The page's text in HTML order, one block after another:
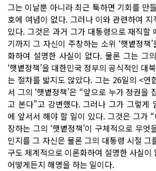
그는 이날뿐 아니라 최근 툭하면 기회를 만
호에 여념이 없다. 그러나 이와 관련하여
있다. 그것은 과거 그가 대통령으로 재직할
기까지 그 자신이 주창하는 소위 ‘햇볕정책
화하여 설명한 사실이 없다. 물론 그는 그
‘햇볕정책’을 대한민국 정부의 공식적인 대
는 절차를 밟지도 않았다. 그는 26일의 <연
서 그의 ‘햇볕정책’은 “앞으로 누가 정권을
고 본다”고 강변했다. 그러나 그가 그렇게
에 앞서서 해야 할 일이 있다. 그것은 그가
장하는 그의 ‘햇볕정책’이 구체적으로 무엇
인지를 그 자신은 물론 그의 대통령 시절 그
구도 체계적으로 이론화하여 설명한 사실이
어떻게든지 해명을 하는 일이다.